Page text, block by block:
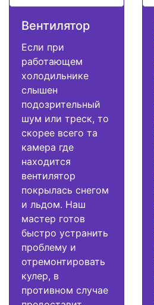
Вентилятор
Если при
работающем
холодильнике
слышен
подозрительный
шум или треск, то
скорее всего та
камера где
находится
вентилятор
покрылась снегом
и льдом. Наш
мастер готов
быстро устранить
проблему и
отремонтировать
кулер, в
противном случае